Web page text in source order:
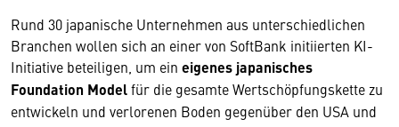
Rund 30 japanische Unternehmen aus unterschiedlichen
Branchen wollen sich an einer von SoftBank initiierten KI-
Initiative beteiligen, um ein eigenes japanisches
Foundation Modelfür die gesamte Wertschöpfungskette zu
entwickeln und verlorenen Boden gegenüber den USA und